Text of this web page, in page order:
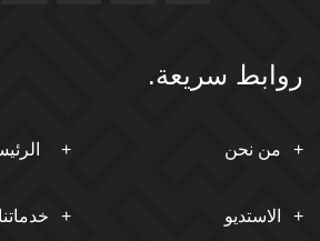
روابط سريعة.
من نحن
خدماتنا الاستديو